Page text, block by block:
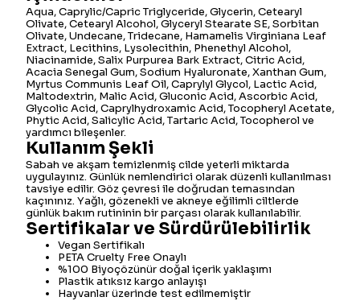
Aqua, Caprylic/Capric Triglyceride, Glycerin, Cetearyl
Olivate, Cetearyl Alcohol, Glyceryl Stearate SE, Sorbitan
Olivate, Undecane, Tridecane, Hamamelis Virginiana Leaf
Extract, Lecithins, Lysolecithin, Phenethyl Alcohol,
Niacinamide, Salix Purpurea Bark Extract, Citric Acid,
Acacia Senegal Gum, Sodium Hyaluronate, Xanthan Gum,
Myrtus Communis Leaf Oil, Caprylyl Glycol, Lactic Acid,
Maltodextrin, Malic Acid, Gluconic Acid, Ascorbic Acid,
Glycolic Acid, Caprylhydroxamic Acid, Tocopheryl Acetate,
Phytic Acid, Salicylic Acid, Tartaric Acid, Tocopherol ve
yardımcı bileşenler.
Kullanım Şekli
Sabah ve akşam temizlenmiş cilde yeterli miktarda
uygulayınız. Günlük nemlendirici olarak düzenli kullanılması
tavsiye edilir. Göz çevresi ile doğrudan temasından
kaçınınız. Yağlı, gözenekli ve akneye eğilimli ciltlerde
günlük bakım rutininin bir parçası olarak kullanılabilir.
Sertifikalar ve Sürdürülebilirlik
Vegan Sertifikalı
PETA Cruelty Free Onaylı
%100 Biyoçözünür doğal içerik yaklaşımı
Plastik atıksız kargo anlayışı
Hayvanlar üzerinde test edilmemiştir